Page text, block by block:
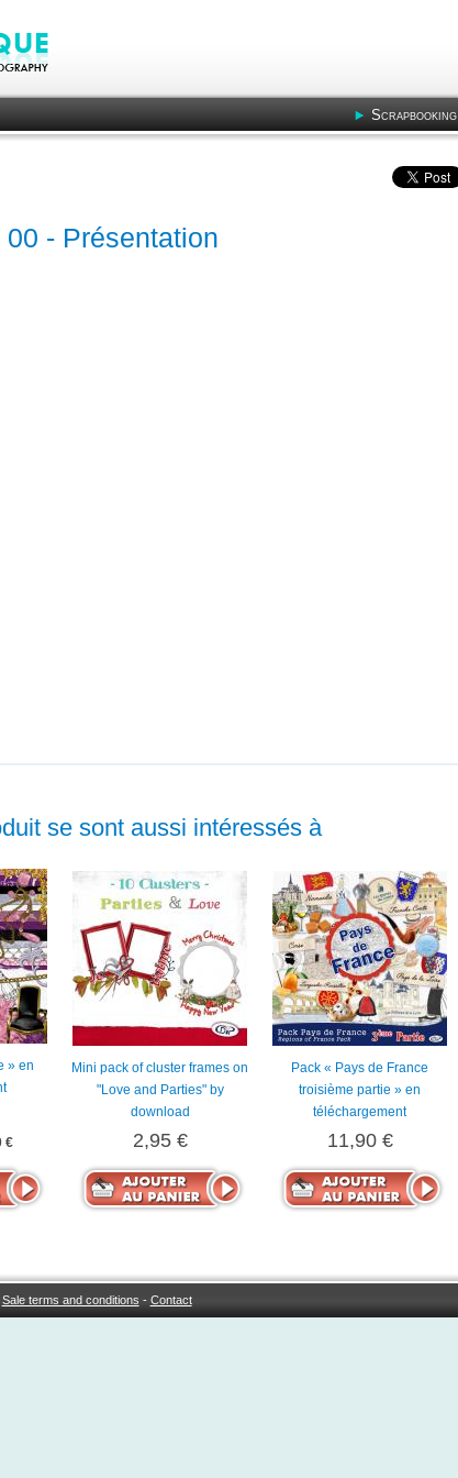
Scrapbooking
- Présentation
se sont aussi intéressés à
» en
€
Mini pack of cluster frames on
"Love and Parties" by
download
2,95 €
Pack « Pays de France
troisième partie » en
téléchargement
11,90 €
Sale terms and conditions - Contact